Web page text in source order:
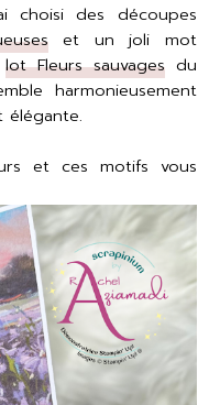
choisi des découpes
et un joli mot
lot Fleurs sauvagesdu
harmonieusement
et ces motifs vous